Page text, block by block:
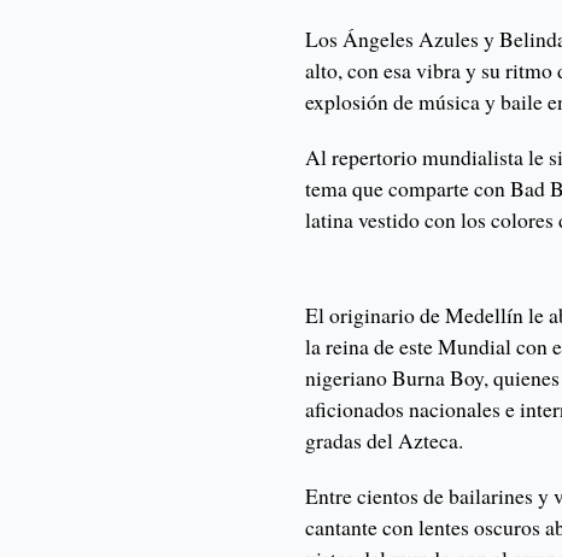
Los Ángeles Azules y
alto, con esa vibra y su
explosión de música y baile
Al repertorio mundialista le
tema que comparte con Bad
latina vestido con los colores
El originario de Medellín le
la reina de este Mundial con
nigeriano Burna Boy,
aficionados nacionales e
gradas del Azteca.
Entre cientos de bailarines y
cantante con lentes oscuros